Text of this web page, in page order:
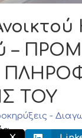
–
ΤΟΥ
-